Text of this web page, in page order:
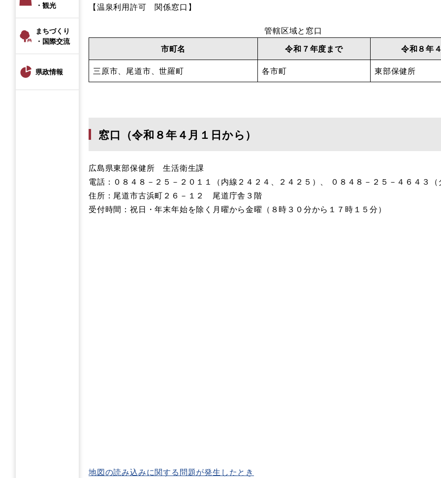
・観光
まちづくり
・国際交流
県政情報
【温泉利用許可 関係窓口】
管轄区域と窓口
市町名
令和７年度まで 令和８年
三原市、尾道市、世羅町 各市町 東部保健所
窓口（令和８年４月１日から）
広島県東部保健所 生活衛生課
電話：０８４８－２５－２０１１（内線２４２４、２４２５）、 ０８４８－２５－４６４３
住所：尾道市古浜町２６－１２ 尾道庁舎３階
受付時間：祝日・年末年始を除く月曜から金曜（８時３０分から１７時１５分）
地図の読み込みに関する問題が発生したとき